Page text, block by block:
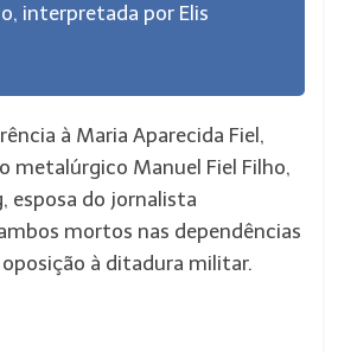
interpretada por Elis
à Maria Aparecida Fiel,
metalúrgico Manuel Fiel Filho,
esposa do jornalista
mortos nas dependências
oposição à ditadura militar.